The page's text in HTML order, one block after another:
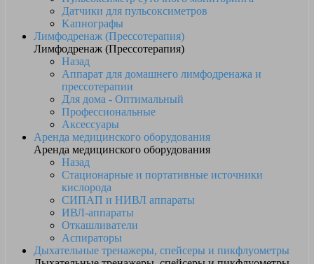
Датчики для пульсоксиметров
Kапнографы
Лимфодренаж (Прессотерапия)
Лимфодренаж (Прессотерапия)
Назад
Аппарат для домашнего лимфодренажа и
прессотерапии
Для дома - Оптимальный
Профессиональные
Аксессуары
Аренда медицинского оборудования
Аренда медицинского оборудования
Назад
Стационарные и портативные источники
кислорода
СИПАП и НИВЛ аппараты
ИВЛ-аппараты
Откашливатели
Аспираторы
Дыхательные тренажеры, спейсеры и пикфлуометры